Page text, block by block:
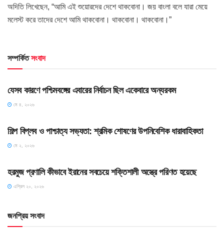
অদিতি লিখেছেন, “আমি এই শুয়োরদের দেশে থাকবোনা। জয় বাংলা বলে যারা মেয়ে
মলেস্ট করে তাদের দেশে আমি থাকবোনা। থাকবোনা। থাকবোনা।”
সম্পর্কিতসংবাদ
HOME POST
যেসব কারণে পশ্চিমবঙ্গের এবারের নির্বাচন ছিল একেবারে অন্যরকম
মে ৪, ২০২৬
শিল্প বিপ্লব ও পাশ্চাত্য সভ্যতা: শ্রমিক শোষণের উপনিবেশিক ধারাবাহিকতা
মে ২, ২০২৬
হরমুজ প্রণালি কীভাবে ইরানের সবচেয়ে শক্তিশালী অস্ত্রে পরিণত হয়েছে
এপ্রিল ২০, ২০২৬
জনপ্রিয় সংবাদ